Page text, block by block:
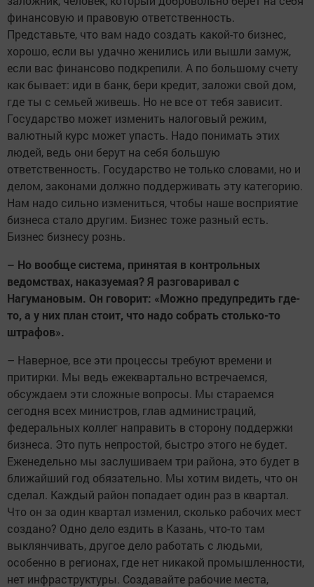
финансовую и правовую ответственность.
Представьте, что вам надо создать какой-то бизнес,
хорошо, если вы удачно женились или вышли замуж,
если вас финансово подкрепили. А по большому счету
как бывает: иди в банк, бери кредит, заложи свой дом,
где ты с семьей живешь. Но не все от тебя зависит.
Государство может изменить налоговый режим,
валютный курс может упасть. Надо понимать этих
людей, ведь они берут на себя большую
ответственность. Государство не только словами, но и
делом, законами должно поддерживать эту категорию.
Нам надо сильно измениться, чтобы наше восприятие
бизнеса стало другим. Бизнес тоже разный есть.
Бизнес бизнесу рознь.
– Но вообще система, принятая в контрольных
ведомствах, наказуемая? Я разговаривал с
Нагумановым. Он говорит: «Можно предупредить где-
то, а у них план стоит, что надо собрать столько-то
штрафов».
– Наверное, все эти процессы требуют времени и
притирки. Мы ведь ежеквартально встречаемся,
обсуждаем эти сложные вопросы. Мы стараемся
сегодня всех министров, глав администраций,
федеральных коллег направить в сторону поддержки
бизнеса. Это путь непростой, быстро этого не будет.
Еженедельно мы заслушиваем три района, это будет в
ближайший год обязательно. Мы хотим видеть, что он
сделал. Каждый район попадает один раз в квартал.
Что он за один квартал изменил, сколько рабочих мест
создано? Одно дело ездить в Казань, что-то там
выклянчивать, другое дело работать с людьми,
особенно в регионах, где нет никакой промышленности,
нет инфраструктуры. Создавайте рабочие места,